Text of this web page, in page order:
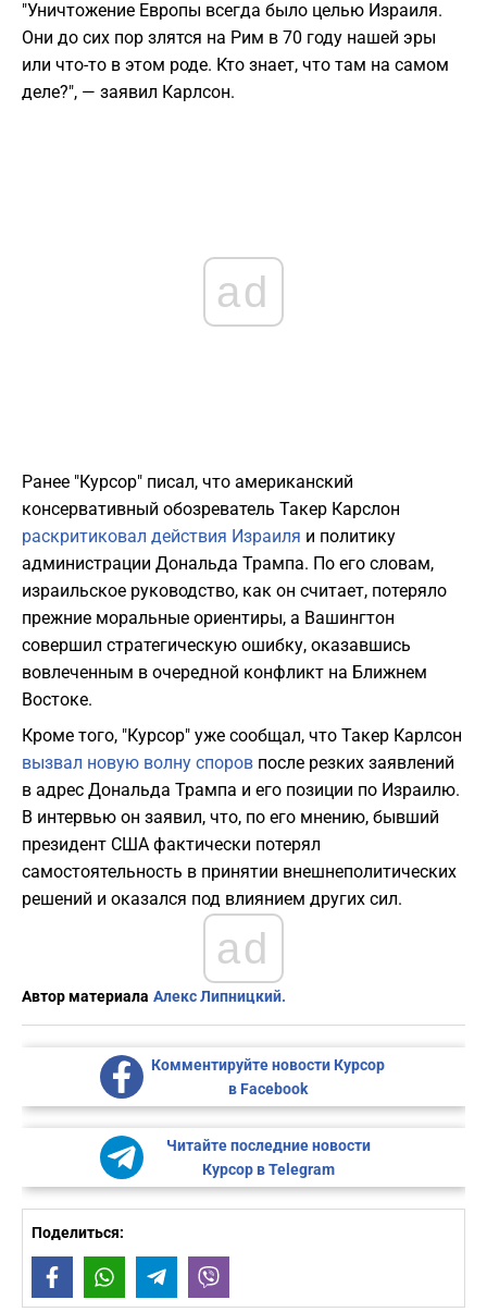
"Уничтожение Европы всегда было целью Израиля.
Они до сих пор злятся на Рим в 70 году нашей эры
или что-то в этом роде. Кто знает, что там на самом
деле?", — заявил Карлсон.
ad
Ранее "Курсор" писал, что американский
консервативный обозреватель Такер Карслон
раскритиковал действия Израиля и политику
администрации Дональда Трампа. По его словам,
израильское руководство, как он считает, потеряло
прежние моральные ориентиры, а Вашингтон
совершил стратегическую ошибку, оказавшись
вовлеченным в очередной конфликт на Ближнем
Востоке.
Кроме того, "Курсор" уже сообщал, что Такер Карлсон
вызвал новую волну споров после резких заявлений
в адрес Дональда Трампа и его позиции по Израилю.
В интервью он заявил, что, по его мнению, бывший
президент США фактически потерял
самостоятельность в принятии внешнеполитических
решений и оказался под влиянием других сил.
ad
Автор материала Алекс Липницкий.
Комментируйте новости Курсор
в Facebook
Читайте последние новости
Курсор в Telegram
Поделиться:
FacebookWhatsAppTelegram